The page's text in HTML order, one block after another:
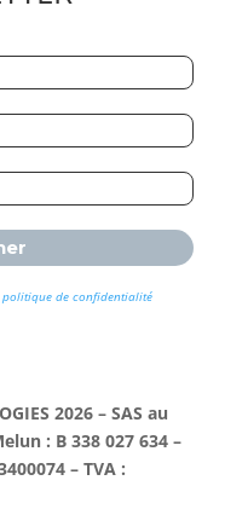
politique de confidentialitépour
2026 – SAS au
: B 338 027 634 –
– TVA :